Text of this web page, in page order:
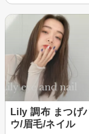
Lily 調布 まつげ
ウ/眉毛/ネイル